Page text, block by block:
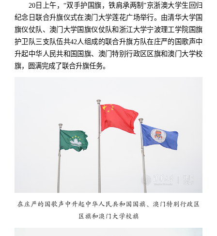
20日上午，“双手护国旗，铁肩承两制”京浙澳大学生回归
纪念日联合升旗仪式在澳门大学莲花广场举行。由清华大学国
旗仪仗队、澳门大学国旗仪仗队和浙江大学宁波理工学院国旗
护卫队三支队伍共42人组成的联合升旗方队在庄严的国歌声中
升起中华人民共和国国旗、澳门特别行政区区旗和澳门大学校
旗，圆满完成了联合升旗任务。
在庄严的国歌声中升起中华人民共和国国旗、澳门特别行政区
区旗和澳门大学校旗